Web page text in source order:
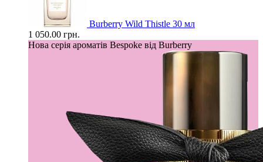
Burberry Wild Thistle 30 мл
1 050.00 грн.
Нова серія ароматів Bespoke від Burberry